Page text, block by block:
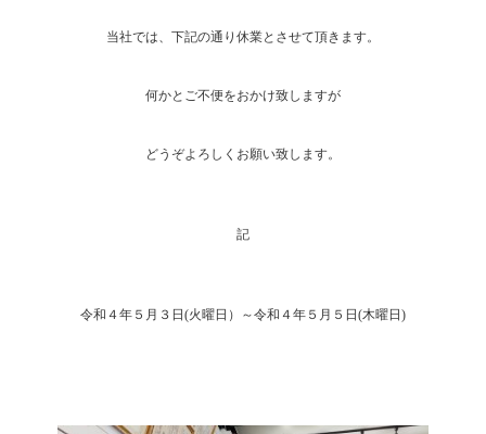
当社では、下記の通り休業とさせて頂きます。
何かとご不便をおかけ致しますが
どうぞよろしくお願い致します。
記
令和４年５月３日(火曜日）～令和４年５月５日(木曜日)